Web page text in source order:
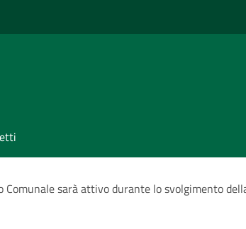
Comunale sarà attivo durante lo svolgimento